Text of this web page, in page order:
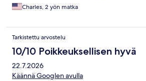
Charles, 2 yön matka
Tarkistettu arvostelu
10/10 Poikkeuksellisen hyvä
22.7.2026
Käännä Googlen avulla